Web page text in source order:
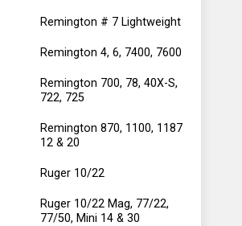
Remington # 7 Lightweight
Remington 4, 6, 7400, 7600
Remington 700, 78, 40X-S,
722, 725
Remington 870, 1100, 1187
12 & 20
Ruger 10/22
Ruger 10/22 Mag, 77/22,
77/50, Mini 14 & 30